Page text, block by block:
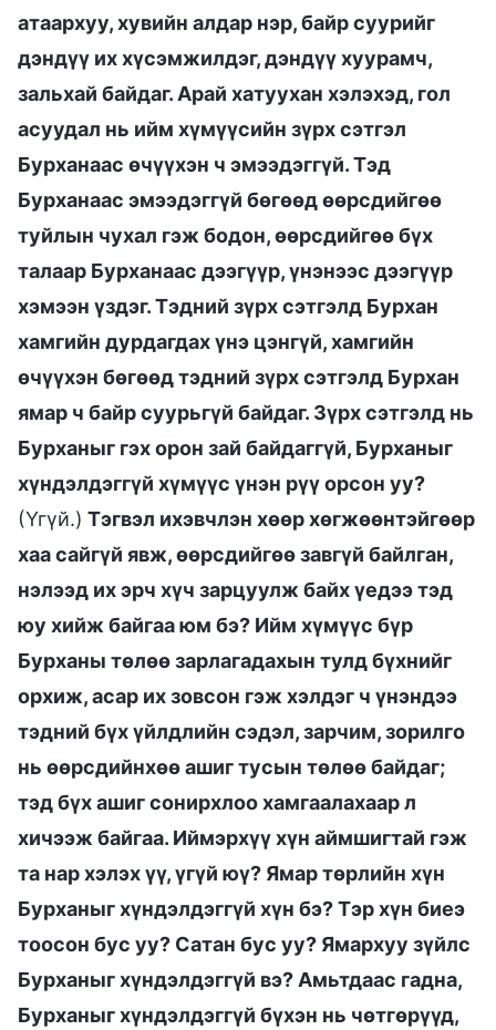
атаархуу, хувийн алдар нэр, байр суурийг
дэндүү их хүсэмжилдэг, дэндүү хуурамч,
зальхай байдаг. Арай хатуухан хэлэхэд, гол
асуудал нь ийм хүмүүсийн зүрх сэтгэл
Бурханаас өчүүхэн ч эмээдэггүй. Тэд
Бурханаас эмээдэггүй бөгөөд өөрсдийгөө
туйлын чухал гэж бодон, өөрсдийгөө бүх
талаар Бурханаас дээгүүр, үнэнээс дээгүүр
хэмээн үздэг. Тэдний зүрх сэтгэлд Бурхан
хамгийн дурдагдах үнэ цэнгүй, хамгийн
өчүүхэн бөгөөд тэдний зүрх сэтгэлд Бурхан
ямар ч байр суурьгүй байдаг. Зүрх сэтгэлд нь
Бурханыг гэх орон зай байдаггүй, Бурханыг
хүндэлдэггүй хүмүүс үнэн рүү орсон уу?
(Үгүй.) Тэгвэл ихэвчлэн хөөр хөгжөөнтэйгөөр
хаа сайгүй явж, өөрсдийгөө завгүй байлган,
нэлээд их эрч хүч зарцуулж байх үедээ тэд
юу хийж байгаа юм бэ? Ийм хүмүүс бүр
Бурханы төлөө зарлагадахын тулд бүхнийг
орхиж, асар их зовсон гэж хэлдэг ч үнэндээ
тэдний бүх үйлдлийн сэдэл, зарчим, зорилго
нь өөрсдийнхөө ашиг тусын төлөө байдаг;
тэд бүх ашиг сонирхлоо хамгаалахаар л
хичээж байгаа. Иймэрхүү хүн аймшигтай гэж
та нар хэлэх үү, үгүй юү? Ямар төрлийн хүн
Бурханыг хүндэлдэггүй хүн бэ? Тэр хүн биеэ
тоосон бус уу? Сатан бус уу? Ямархуу зүйлс
Бурханыг хүндэлдэггүй вэ? Амьтдаас гадна,
Бурханыг хүндэлдэггүй бүхэн нь чөтгөрүүд,